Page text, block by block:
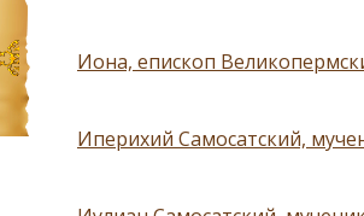
Иона, епископ
Иперихий Самосатский,